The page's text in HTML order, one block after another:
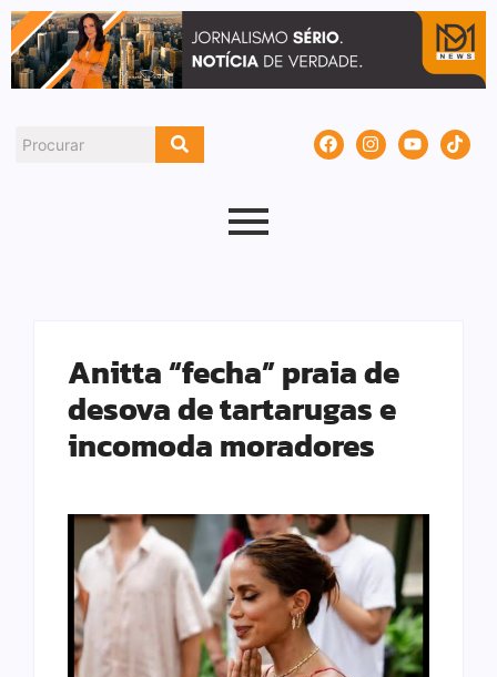
Anitta “fecha” praia de
desova de tartarugas e
incomoda moradores